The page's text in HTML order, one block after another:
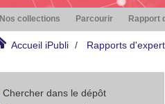
Nos collections Parcourir Rapport
Accueil iPubli Rapports
Chercher dans le dépôt